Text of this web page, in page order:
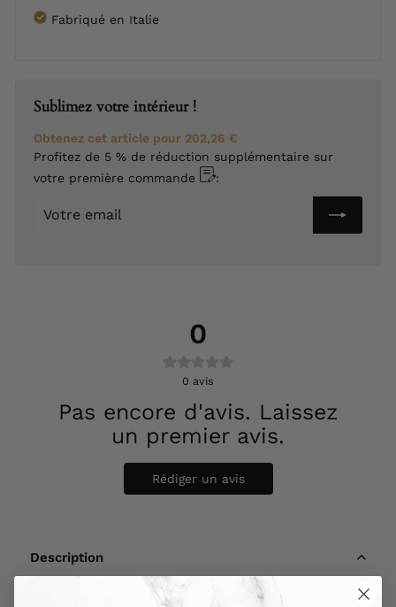
Fabriqué en Italie
Sublimez votre intérieur !
Obtenez cet article pour 202,26 €
Profitez de 5 % de réduction supplémentaire sur
votre première commande
:
Votre
0
0 avis
Pas encore d'avis. Laissez
un premier avis.
Rédiger un avis
Description
À propos de The Ancient Home